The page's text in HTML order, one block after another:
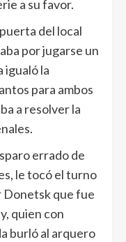
a su favor.
del local
por jugarse un
igualó la
para ambos
a resolver la
errado de
le tocó el turno
Donetsk que fue
quien con
burló al arquero